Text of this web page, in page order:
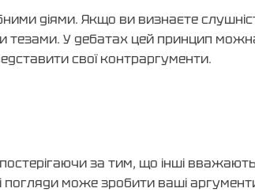
діями. Якщо ви визнаєте
тезами. У дебатах цей принцип
свої контраргументи.
за тим, що інші
погляди може зробити ваші